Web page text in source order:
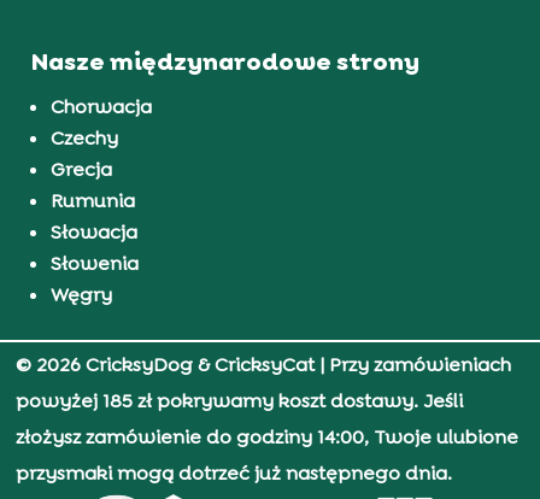
Nasze międzynarodowe strony
Chorwacja
Czechy
Grecja
Rumunia
Słowacja
Słowenia
Węgry
© 2026 CricksyDog & CricksyCat| Przy zamówieniach
powyżej 185 zł pokrywamy koszt dostawy. Jeśli
złożysz zamówienie do godziny 14:00, Twoje ulubione
przysmaki mogą dotrzeć już następnego dnia.